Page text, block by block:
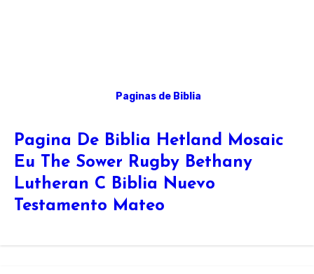
Paginas de Biblia
Pagina De Biblia Hetland Mosaic
Eu The Sower Rugby Bethany
Lutheran C Biblia Nuevo
Testamento Mateo